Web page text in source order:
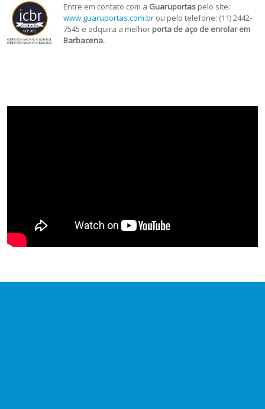
Entre em contato com a Guaruportas pelo site:
www.guaruportas.com.brou pelo telefone: (11) 2442-
7545 e adquira a melhor porta de aço de enrolar em
Barbacena.